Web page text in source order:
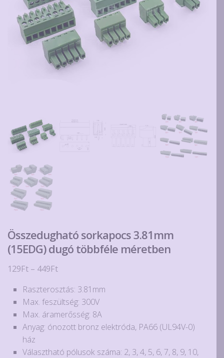
Összedugható sorkapocs 3.81mm
(15EDG) dugó többféle méretben
129Ft – 449FtÁrtartomány:
-
449Ft
Raszterosztás: 3.81mm
Max. feszültség: 300V
Max. áramerősség: 8A
Anyag: ónozott bronz elektróda, PA66 (UL94V-0)
ház
Választható pólusok száma: 2, 3, 4, 5, 6, 7, 8, 9, 10,